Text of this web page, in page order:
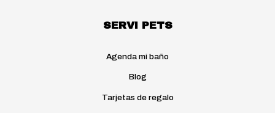
SERVI PETS
Agenda mi baño
Blog
Tarjetas de regalo